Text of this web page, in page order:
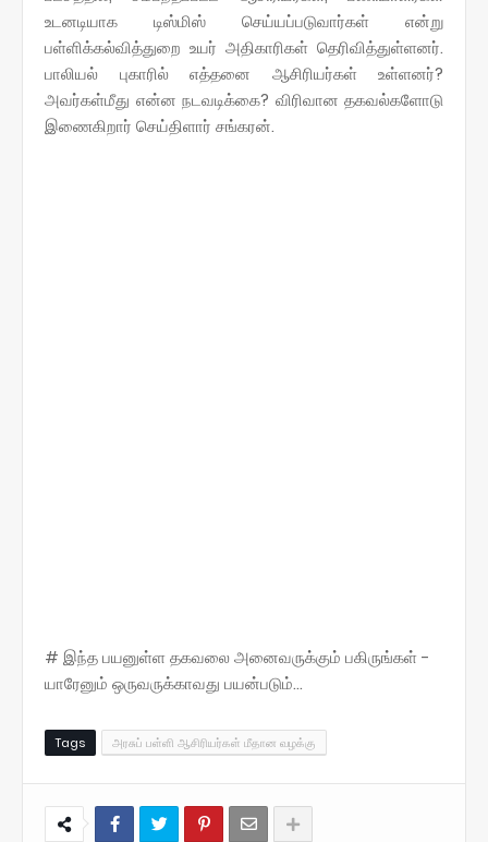
உடனடியாக டிஸ்மிஸ் செய்யப்படுவார்கள் என்று
பள்ளிக்கல்வித்துறை உயர் அதிகாரிகள் தெரிவித்துள்ளனர்.
பாலியல் புகாரில் எத்தனை ஆசிரியர்கள் உள்ளனர்?
அவர்கள்மீது என்ன நடவடிக்கை? விரிவான தகவல்களோடு
இணைகிறார் செய்திளார் சங்கரன்.
# இந்த பயனுள்ள தகவலை அனைவருக்கும் பகிருங்கள் -
யாரேனும் ஒருவருக்காவது பயன்படும்...
Tags அரசுப் பள்ளி ஆசிரியர்கள் மீதான வழக்கு